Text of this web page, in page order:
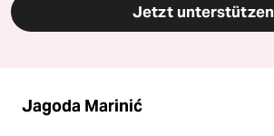
Jetzt unterstützen
Jagoda Marinić